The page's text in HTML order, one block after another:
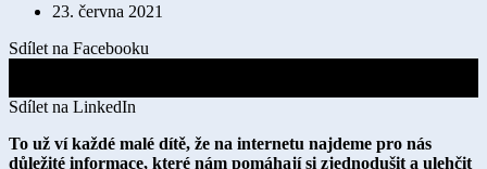
23. června 2021
Sdílet na Facebooku
Sdílet na LinkedIn
To už ví každé malé dítě, že na internetu najdeme pro nás
důležité informace, které nám pomáhají si zjednodušit a ulehčit